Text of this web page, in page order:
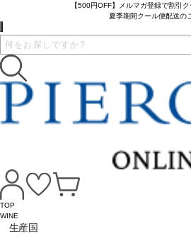
【500円OFF】メルマガ登録で割引
夏季期間クール便配送の
TOP
WINE
生産国